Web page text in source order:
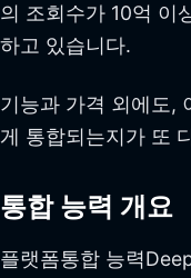
의 조회수가 10억 이
하고 있습니다.
기능과 가격 외에도,
게 통합되는지가 또
통합 능력 개요
플랫폼통합 능력